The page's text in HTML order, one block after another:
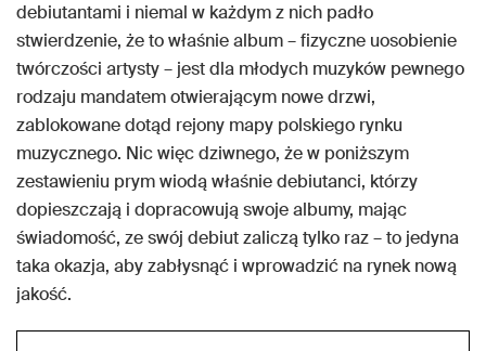
debiutantami i niemal w każdym z nich padło
stwierdzenie, że to właśnie album – fizyczne uosobienie
twórczości artysty – jest dla młodych muzyków pewnego
rodzaju mandatem otwierającym nowe drzwi,
zablokowane dotąd rejony mapy polskiego rynku
muzycznego. Nic więc dziwnego, że w poniższym
zestawieniu prym wiodą właśnie debiutanci, którzy
dopieszczają i dopracowują swoje albumy, mając
świadomość, ze swój debiut zaliczą tylko raz – to jedyna
taka okazja, aby zabłysnąć i wprowadzić na rynek nową
jakość.